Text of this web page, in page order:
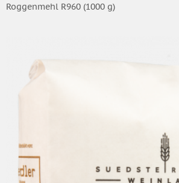
Roggenmehl R960 (1000 g)